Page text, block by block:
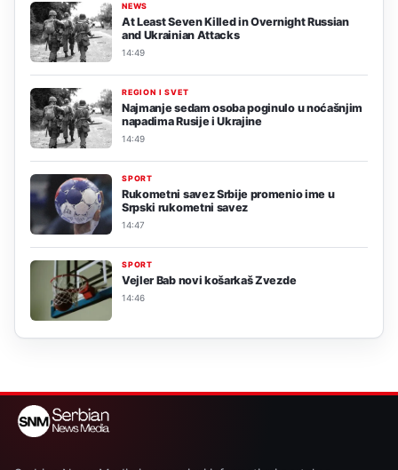
NEWS
At Least Seven Killed in Overnight Russian
and Ukrainian Attacks
14:49
REGION I SVET
Najmanje sedam osoba poginulo u noćašnjim
napadima Rusije i Ukrajine
14:49
SPORT
Rukometni savez Srbije promenio ime u
Srpski rukometni savez
14:47
SPORT
Vejler Bab novi košarkaš Zvezde
14:46